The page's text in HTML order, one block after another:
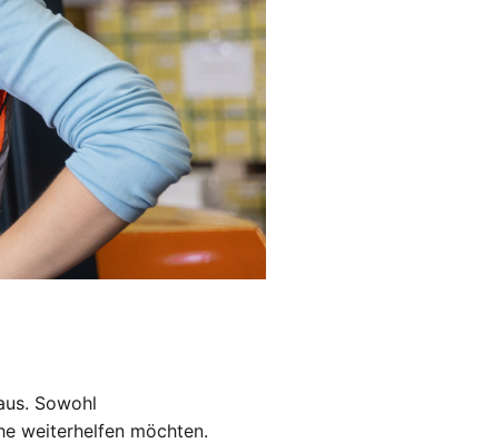
Sowohl
weiterhelfen möchten.